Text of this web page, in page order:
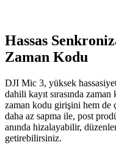
Hassas
Zaman Kodu
DJI Mic 3, yüksek
dahili kayıt sırasında
zaman kodu girişini hem de
daha az sapma ile, post
anında hizalayabilir,
getirebilirsiniz.